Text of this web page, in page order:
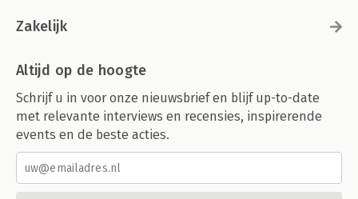
Zakelijk
Altijd op de hoogte
Schrijf u in voor onze nieuwsbrief en blijf up-to-date
met relevante interviews en recensies, inspirerende
events en de beste acties.